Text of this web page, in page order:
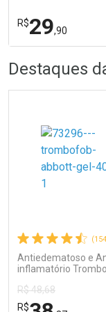
R$29,90
Laboratório
Comprar sem
Por R$ 29,90/cada
Por Menos
Comprar sem
Por R$ 29,90/cada
Destaques
Antiedematoso e
inflamatório
R$ 48,68
R$